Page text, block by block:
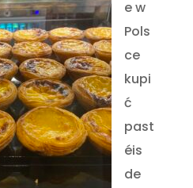
e w
Pols
ce
kupi
ć
past
éis
de